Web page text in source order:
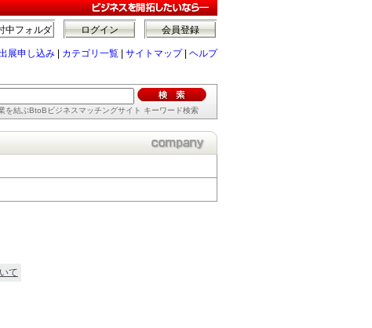
会員登録
ログイン
中フォルダ
展申し込み カテゴリ一覧 サイトマップ| ヘルプ
を結ぶBtoBビジネスマッチングサイト キーワード検索
て